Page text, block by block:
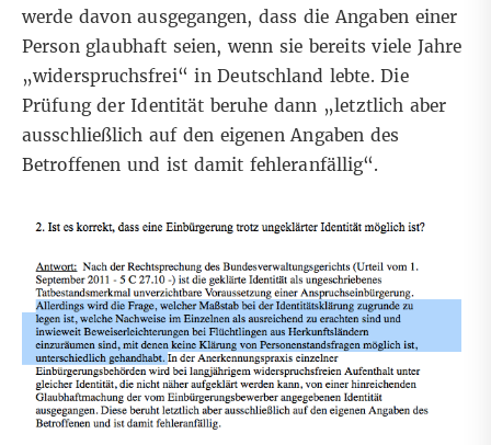
werde davon ausgegangen, dass die Angaben einer
Person glaubhaft seien, wenn sie bereits viele Jahre
„widerspruchsfrei“ in Deutschland lebte. Die
Prüfung der Identität beruhe dann „letztlich aber
ausschließlich auf den eigenen Angaben des
Betroffenen und ist damit fehleranfällig“.